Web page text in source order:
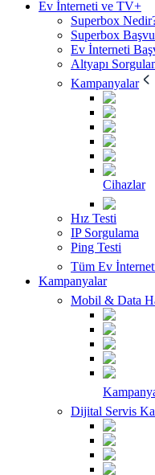
Ev İnterneti ve TV+
Superbox
Superbox
Ev İnterneti
Altyapı
Kampanyalar
Cihazlar
Hız Testi
IP Sorgulama
Ping Testi
Tüm Ev
Kampanyalar
Mobil & Data
Dijital Servis